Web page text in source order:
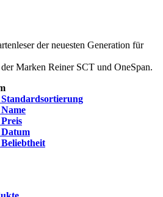
der neuesten Generation für
Marken Reiner SCT und OneSpan.
Standardsortierung
Name
Preis
Datum
Beliebtheit